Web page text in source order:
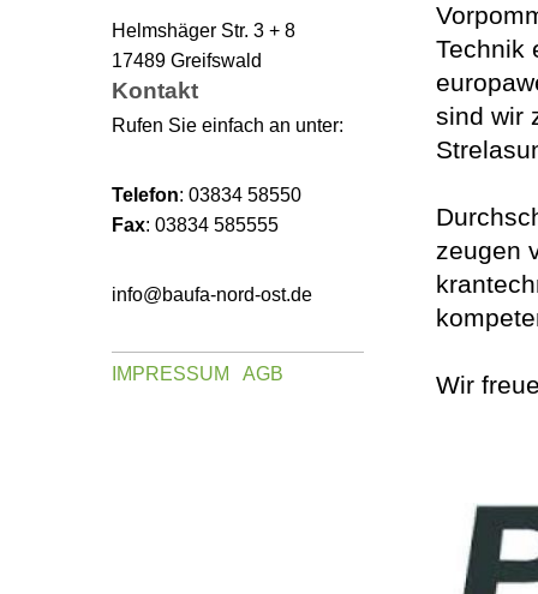
Technik
sind wir
zeugen
Wir
Helmshäger Str. 3 + 8
17489 Greifswald
Kontakt
Rufen Sie einfach an unter:
Telefon: 03834 58550
Fax: 03834 585555
info@baufa-nord-ost.de
IMPRESSUM AGB